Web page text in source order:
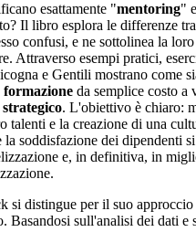
esattamente "mentoring"
Il libro esplora le differenze
confusi, e ne sottolinea la
Attraverso esempi pratici,
e Gentili mostrano come
formazione da semplice costo a
. L'obiettivo è chiaro:
talenti e la creazione di una
la soddisfazione dei dipendenti
e, in definitiva, in
si distingue per il suo
Basandosi sull'analisi dei dati